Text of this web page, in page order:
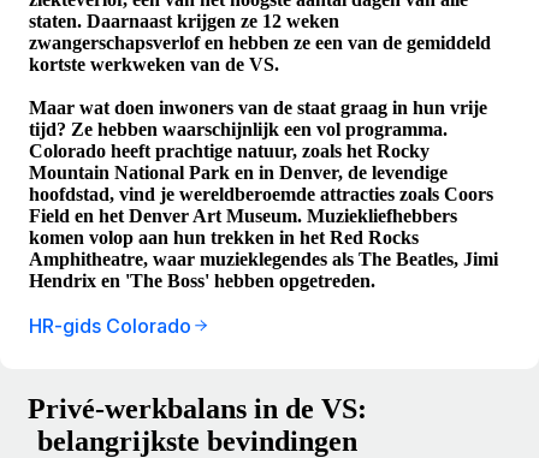
staten. Daarnaast krijgen ze 12 weken
zwangerschapsverlof en hebben ze een van de gemiddeld
kortste werkweken van de VS.
Maar wat doen inwoners van de staat graag in hun vrije
tijd? Ze hebben waarschijnlijk een vol programma.
Colorado heeft prachtige natuur, zoals het Rocky
Mountain National Park en in Denver, de levendige
hoofdstad, vind je wereldberoemde attracties zoals Coors
Field en het Denver Art Museum. Muziekliefhebbers
komen volop aan hun trekken in het Red Rocks
Amphitheatre, waar muzieklegendes als The Beatles, Jimi
Hendrix en 'The Boss' hebben opgetreden.
HR-gids Colorado
Privé-werkbalans in de VS:
belangrijkste bevindingen